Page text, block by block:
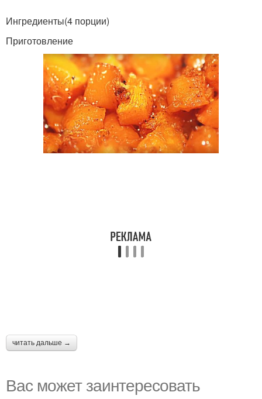
Ингредиенты(4 порции)
Приготовление
читать дальше →
Вас может заинтересовать